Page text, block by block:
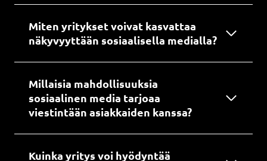
Miten yritykset voivat kasvattaa
näkyvyyttään sosiaalisella medialla?
Millaisia mahdollisuuksia
sosiaalinen media tarjoaa
viestintään asiakkaiden kanssa?
Kuinka yritys voi hyödyntää